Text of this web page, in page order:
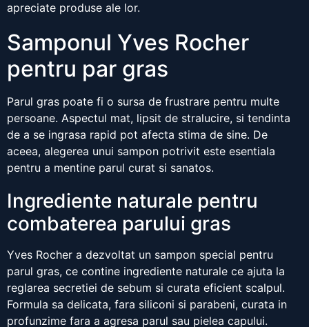
apreciate produse ale lor.
Samponul Yves Rocher
pentru par gras
Parul gras poate fi o sursa de frustrare pentru multe
persoane. Aspectul mat, lipsit de stralucire, si tendinta
de a se ingrasa rapid pot afecta stima de sine. De
aceea, alegerea unui sampon potrivit este esentiala
pentru a mentine parul curat si sanatos.
Ingrediente naturale pentru
combaterea parului gras
Yves Rocher a dezvoltat un sampon special pentru
parul gras, ce contine ingrediente naturale ce ajuta la
reglarea secretiei de sebum si curata eficient scalpul.
Formula sa delicata, fara siliconi si parabeni, curata in
profunzime fara a agresa parul sau pielea capului.